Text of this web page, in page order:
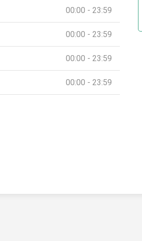
00:00 - 23:59
00:00 - 23:59
00:00 - 23:59
00:00 - 23:59